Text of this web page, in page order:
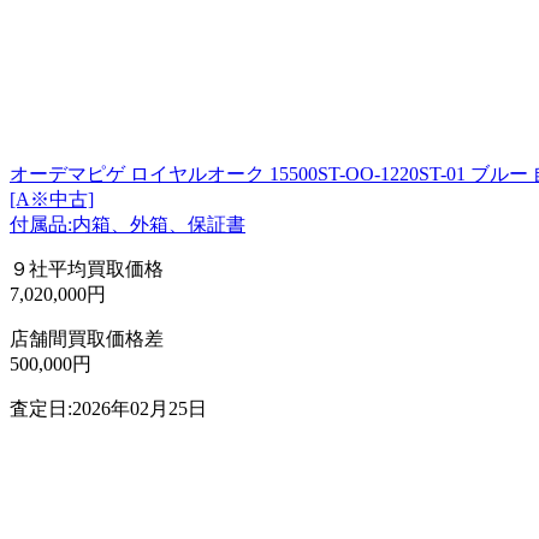
オーデマピゲ ロイヤルオーク 15500ST-OO-1220ST-01 ブルー
[A※中古]
付属品:内箱、外箱、保証書
９社平均買取価格
7,020,000円
店舗間買取価格差
500,000円
査定日:2026年02月25日